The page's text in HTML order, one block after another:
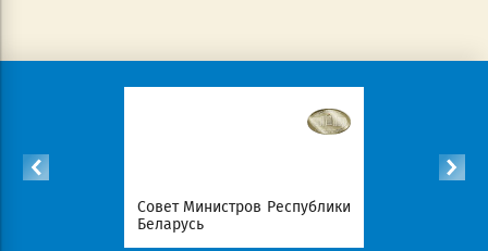
Совет Министров Республики
Беларусь